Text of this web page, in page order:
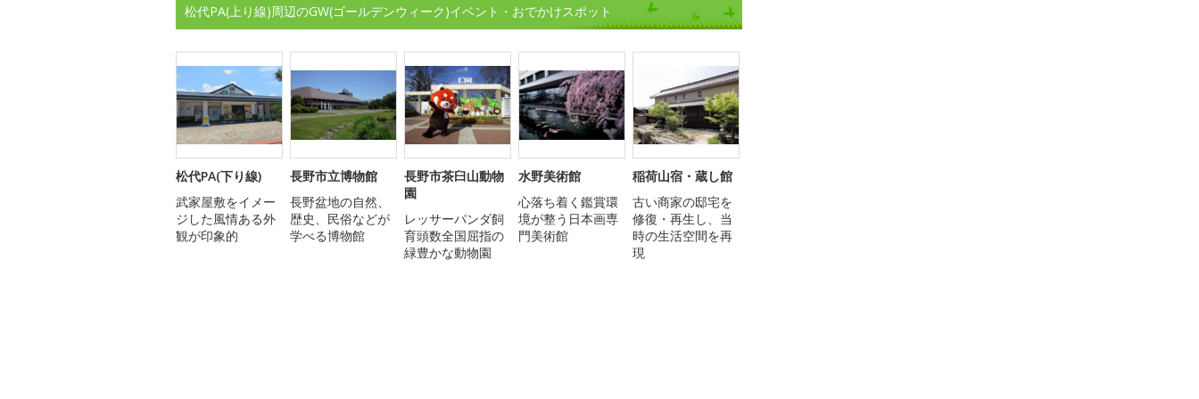
松代PA(上り線)周辺のGW(ゴールデンウィーク)イベント・おでかけスポット
松代PA(下り線)
武家屋敷をイメー
ジした風情ある外
観が印象的
長野市立博物館
長野盆地の自然、
歴史、民俗などが
学べる博物館
長野市茶臼山動物
園
レッサーパンダ飼
育頭数全国屈指の
緑豊かな動物園
水野美術館
心落ち着く鑑賞環
境が整う日本画専
門美術館
稲荷山宿・蔵し館
古い商家の邸宅を
修復・再生し、当
時の生活空間を再
現